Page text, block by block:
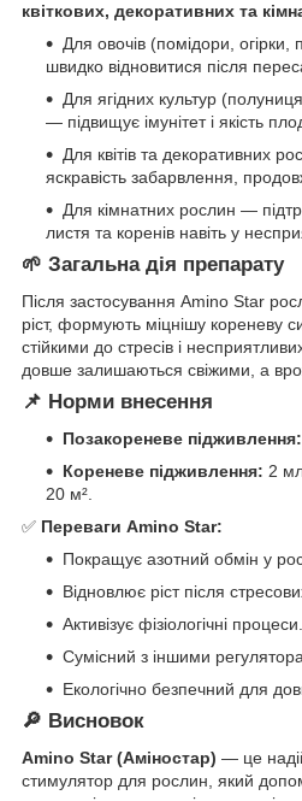
квіткових, декоративних та
Для овочів (помідори,
швидко відновитися після
Для ягідних культур
— підвищує імунітет і якість
Для квітів та декоративних
яскравість забарвлення,
Для кімнатних рослин —
листя та коренів навіть у
🌱 Загальна дія препарату
Після застосування Amino Star
ріст, формують міцнішу кореневу
стійкими до стресів і
довше залишаються свіжими, а
📌 Норми внесення
Позакореневе підживлення:
Кореневе підживлення: 2
20 м².
✅ Переваги Amino Star:
Покращує азотний обмін у
Відновлює ріст після
Активізує фізіологічні процеси.
Сумісний з іншими
Екологічно безпечний для
🔎 Висновок
Amino Star (Аміностар) — це
стимулятор для рослин, який